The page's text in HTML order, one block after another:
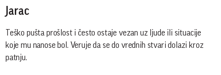
Jarac
Teško pušta prošlost i često ostaje vezan uz ljude ili situacije
koje mu nanose bol. Veruje da se do vrednih stvari dolazi kroz
patnju.